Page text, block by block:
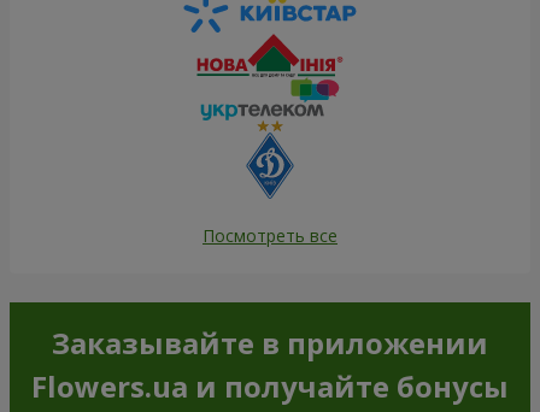
Посмотреть все
Заказывайте в приложении
Flowers.ua и получайте бонусы